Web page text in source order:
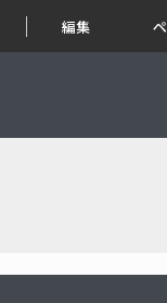
編集